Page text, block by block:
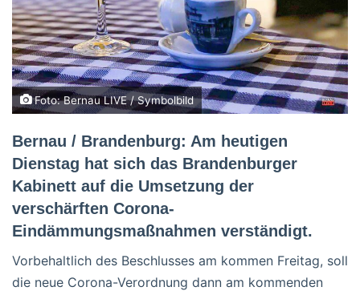
Foto: Bernau LIVE / Symbolbild
Bernau / Brandenburg: Am heutigen
Dienstag hat sich das Brandenburger
Kabinett auf die Umsetzung der
verschärften Corona-
Eindämmungsmaßnahmen verständigt.
Vorbehaltlich des Beschlusses am kommen Freitag, soll
die neue Corona-Verordnung dann am kommenden